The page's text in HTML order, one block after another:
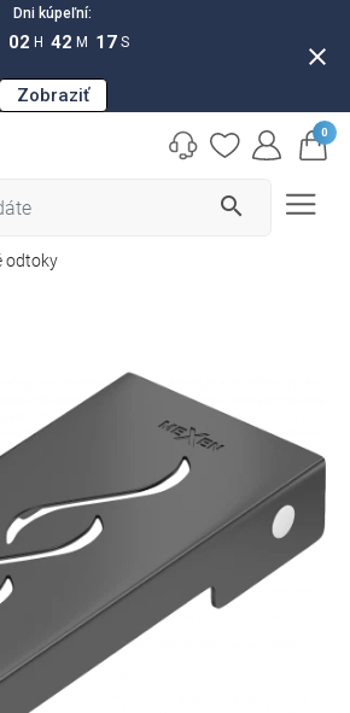
Dni kúpeľní:
02 H 42 M 16 S
Zobraziť
close
search
0
odtoky